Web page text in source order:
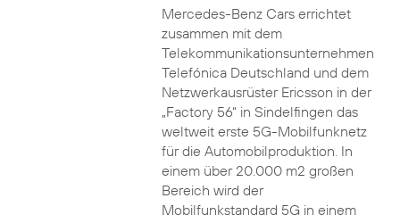
Mercedes-Benz Cars errichtet
zusammen mit dem
Telekommunikationsunternehmen
Telefónica Deutschland und dem
Netzwerkausrüster Ericsson in der
„Factory 56“ in Sindelfingen das
weltweit erste 5G-Mobilfunknetz
für die Automobilproduktion. In
einem über 20.000 m2 großen
Bereich wird der
Mobilfunkstandard 5G in einem